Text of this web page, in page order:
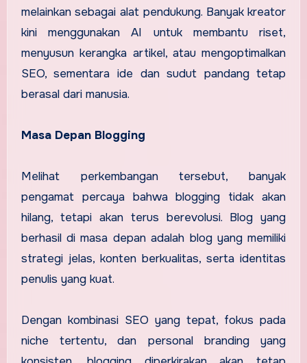
melainkan sebagai alat pendukung. Banyak kreator
kini menggunakan AI untuk membantu riset,
menyusun kerangka artikel, atau mengoptimalkan
SEO, sementara ide dan sudut pandang tetap
berasal dari manusia.
Masa Depan Blogging
Melihat perkembangan tersebut, banyak
pengamat percaya bahwa blogging tidak akan
hilang, tetapi akan terus berevolusi. Blog yang
berhasil di masa depan adalah blog yang memiliki
strategi jelas, konten berkualitas, serta identitas
penulis yang kuat.
Dengan kombinasi SEO yang tepat, fokus pada
niche tertentu, dan personal branding yang